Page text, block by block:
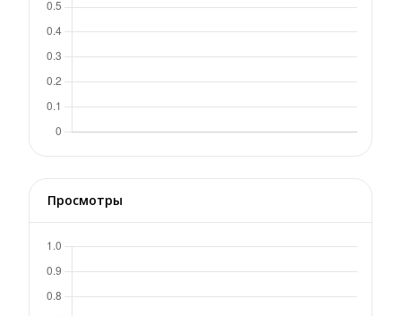
Просмотры